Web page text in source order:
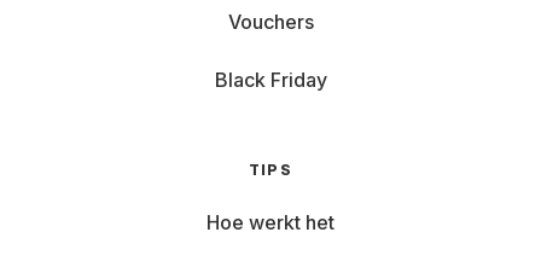
Vouchers
Black Friday
TIPS
Hoe werkt het